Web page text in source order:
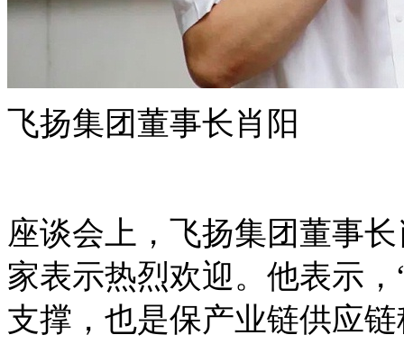
飞扬集团董事长肖阳
座谈会上，飞扬集团董事
家表示热烈欢迎。他表示
支撑，也是保产业链供应